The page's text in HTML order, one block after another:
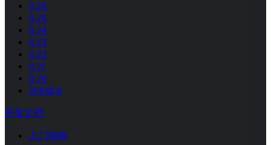
0.76
0.75
0.74
0.73
0.72
0.71
0.70
所有版本
开发文档
入门指南